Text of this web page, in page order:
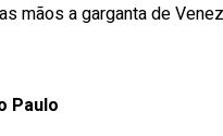
mãos a garganta de
Paulo